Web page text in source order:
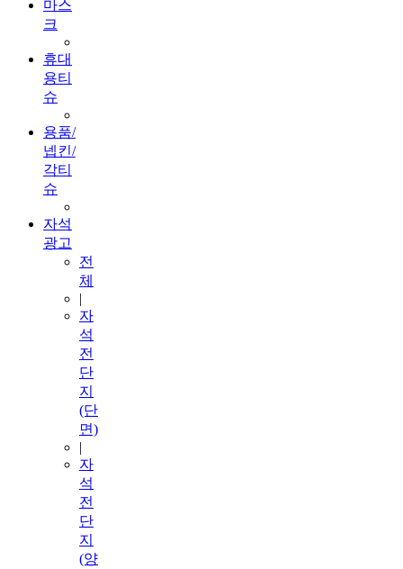
마스
크
휴대
용티
슈
용품/
넵킨/
각티
슈
자석
광고
전
체
|
자
석
전
단
지
(단
면)
|
자
석
전
단
지
(양